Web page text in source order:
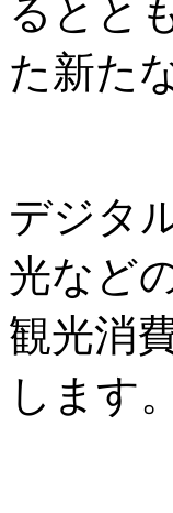
るとと
た新た
デジタ
光など
観光消
します。